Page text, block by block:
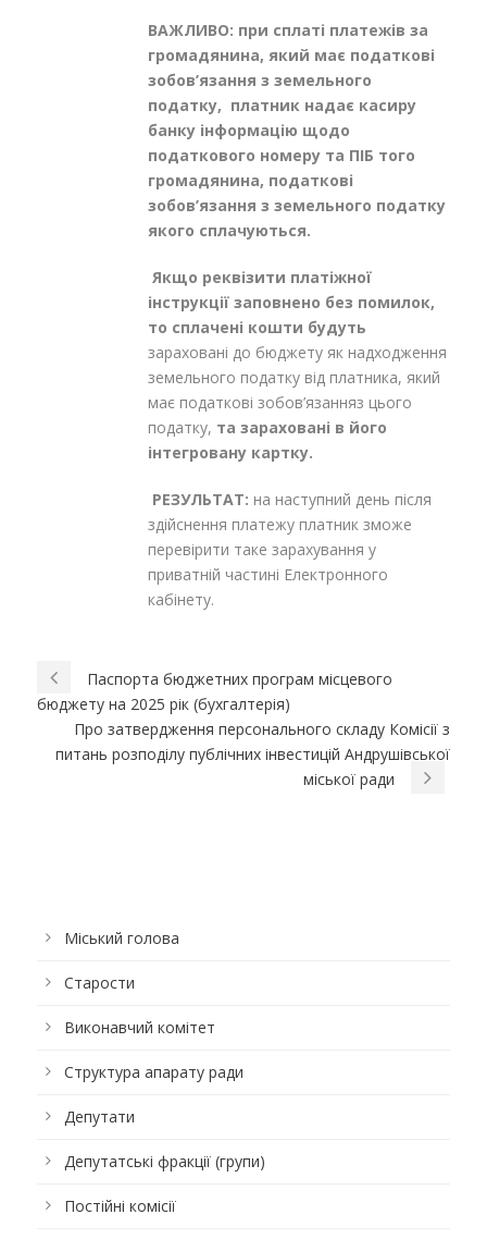
ВАЖЛИВО: при сплаті платежів за
громадянина, який має податкові
зобов’язання з земельного
податку, платник надає касиру
банку інформацію щодо
податкового номеру та ПІБ того
громадянина, податкові
зобов’язання з земельного податку
якого сплачуються.
Якщо реквізити платіжної
інструкції заповнено без помилок,
то сплачені кошти будуть
зараховані до бюджету як надходження
земельного податку від платника, який
має податкові зобов’язанняз цього
податку, та зараховані в його
інтегровану картку.
РЕЗУЛЬТАТ: на наступний день після
здійснення платежу платник зможе
перевірити таке зарахування у
приватній частині Електронного
кабінету.
Паспорта бюджетних програм місцевого
бюджету на 2025 рік (бухгалтерія)
Про затвердження персонального складу Комісії з
питань розподілу публічних інвестицій Андрушівської
міської ради
Міський голова
Старости
Виконавчий комітет
Структура апарату ради
Депутати
Депутатські фракції (групи)
Постійні комісії